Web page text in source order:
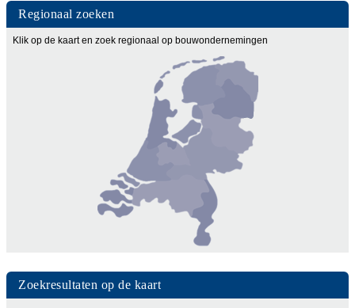
Regionaal zoeken
Klik op de kaart en zoek regionaal op bouwondernemingen
Zoekresultaten op de kaart